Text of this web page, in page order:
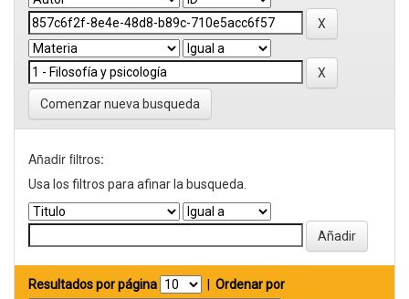
Comenzar nueva busqueda
Añadir filtros:
Usa los filtros para afinar la busqueda.
Resultados por página
Ordenar por